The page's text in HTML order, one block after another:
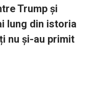
Trump și
lung din istoria
nu și-au primit